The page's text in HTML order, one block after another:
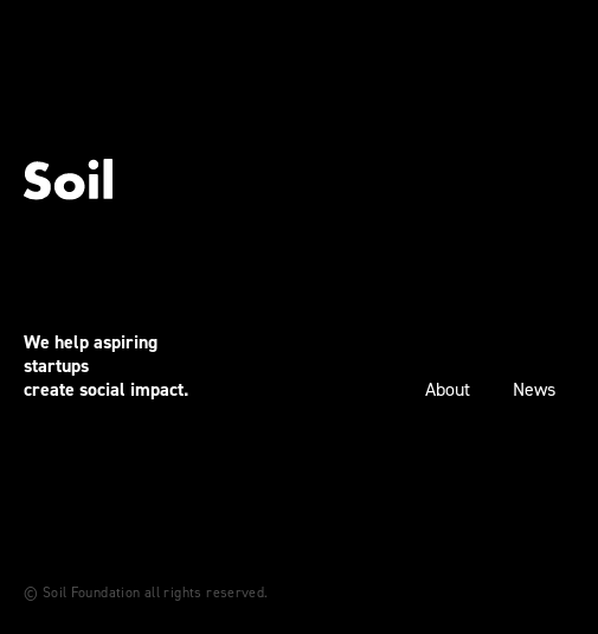
We help aspiring
startups
create social impact.
About News
©︎ Soil Foundation all rights reserved.